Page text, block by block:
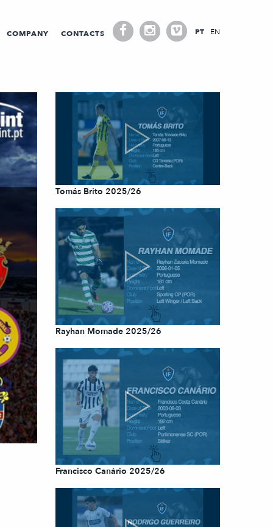
COMPANY CONTACTS PT EN
Tomás Brito 2025/26
Rayhan Momade 2025/26
Francisco Canário 2025/26